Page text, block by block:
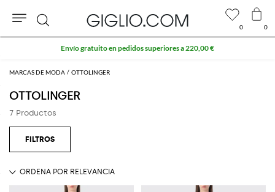
MARCAS DE MODA OTTOLINGER
OTTOLINGER
7 Productos
0 0
Buscar
Envío gratuito en pedidos superiores a 220,00 €